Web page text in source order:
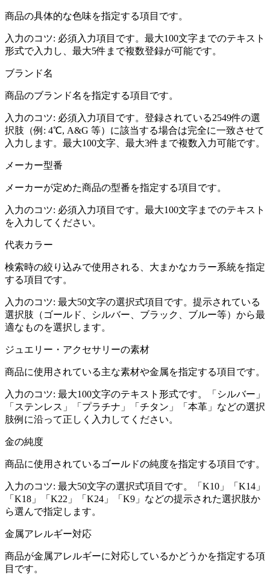
商品の具体的な色味を指定する項目です。
入力のコツ: 必須入力項目です。最大100文字までのテキスト
形式で入力し、最大5件まで複数登録が可能です。
ブランド名
商品のブランド名を指定する項目です。
入力のコツ: 必須入力項目です。登録されている2549件の選
択肢（例: 4℃, A&G 等）に該当する場合は完全に一致させて
入力します。最大100文字、最大3件まで複数入力可能です。
メーカー型番
メーカーが定めた商品の型番を指定する項目です。
入力のコツ: 必須入力項目です。最大100文字までのテキスト
を入力してください。
代表カラー
検索時の絞り込みで使用される、大まかなカラー系統を指定
する項目です。
入力のコツ: 最大50文字の選択式項目です。提示されている
選択肢（ゴールド、シルバー、ブラック、ブルー等）から最
適なものを選択します。
ジュエリー・アクセサリーの素材
商品に使用されている主な素材や金属を指定する項目です。
入力のコツ: 最大100文字のテキスト形式です。「シルバー」
「ステンレス」「プラチナ」「チタン」「本革」などの選択
肢例に沿って正しく入力してください。
金の純度
商品に使用されているゴールドの純度を指定する項目です。
入力のコツ: 最大50文字の選択式項目です。「K10」「K14」
「K18」「K22」「K24」「K9」などの提示された選択肢か
ら選んで指定します。
金属アレルギー対応
商品が金属アレルギーに対応しているかどうかを指定する項
目です。